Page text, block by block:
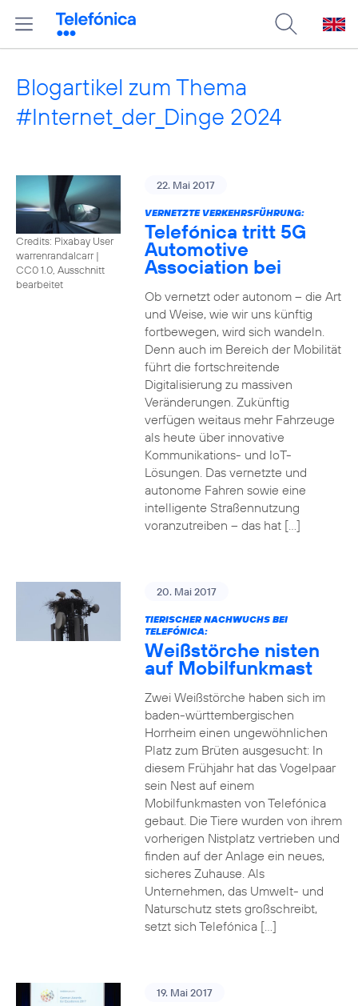
Blogartikel zum Thema
#Internet_der_Dinge 2024
Credits: Pixabay User
warrenrandalcarr|
CC0 1.0, Ausschnitt
bearbeitet
22. Mai 2017
VERNETZTE VERKEHRSFÜHRUNG:
Telefónica tritt 5G
Automotive
Association bei
Ob vernetzt oder autonom – die Art
und Weise, wie wir uns künftig
fortbewegen, wird sich wandeln.
Denn auch im Bereich der Mobilität
führt die fortschreitende
Digitalisierung zu massiven
Veränderungen. Zukünftig
verfügen weitaus mehr Fahrzeuge
als heute über innovative
Kommunikations- und IoT-
Lösungen. Das vernetzte und
autonome Fahren sowie eine
intelligente Straßennutzung
voranzutreiben – das hat […]
20. Mai 2017
TIERISCHER NACHWUCHS BEI
TELEFÓNICA:
Weißstörche nisten
auf Mobilfunkmast
Zwei Weißstörche haben sich im
baden-württembergischen
Horrheim einen ungewöhnlichen
Platz zum Brüten ausgesucht: In
diesem Frühjahr hat das Vogelpaar
sein Nest auf einem
Mobilfunkmasten von Telefónica
gebaut. Die Tiere wurden von ihrem
vorherigen Nistplatz vertrieben und
finden auf der Anlage ein neues,
sicheres Zuhause. Als
Unternehmen, das Umwelt- und
Naturschutz stets großschreibt,
setzt sich Telefónica […]
19. Mai 2017